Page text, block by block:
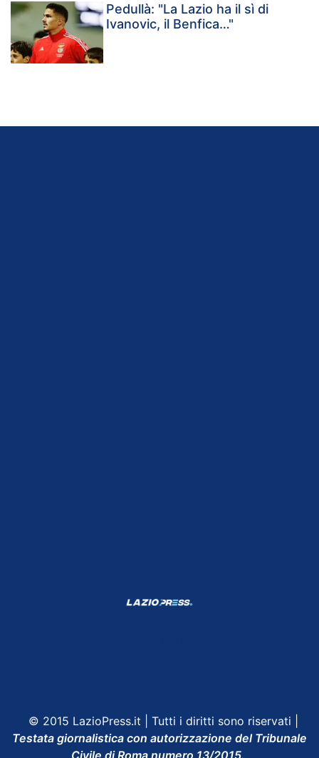
Pedullà: "La Lazio ha il sì di
Ivanovic, il Benfica…"
© 2015 LazioPress.it | Tutti i diritti sono riservati |
Testata giornalistica con autorizzazione del Tribunale
Civile di Roma numero 13/2015.